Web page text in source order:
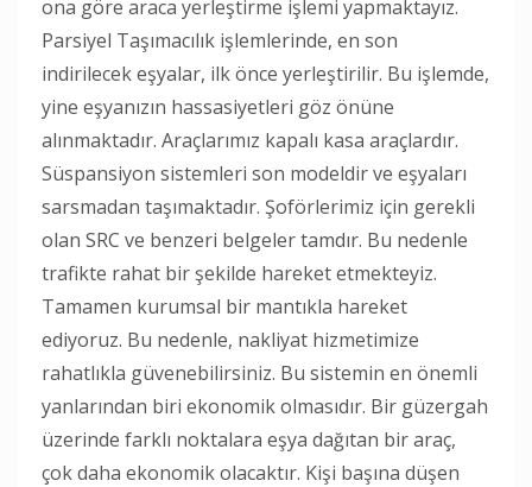
ona göre araca yerleştirme işlemi yapmaktayız.
Parsiyel Taşımacılık işlemlerinde, en son
indirilecek eşyalar, ilk önce yerleştirilir. Bu işlemde,
yine eşyanızın hassasiyetleri göz önüne
alınmaktadır. Araçlarımız kapalı kasa araçlardır.
Süspansiyon sistemleri son modeldir ve eşyaları
sarsmadan taşımaktadır. Şoförlerimiz için gerekli
olan SRC ve benzeri belgeler tamdır. Bu nedenle
trafikte rahat bir şekilde hareket etmekteyiz.
Tamamen kurumsal bir mantıkla hareket
ediyoruz. Bu nedenle, nakliyat hizmetimize
rahatlıkla güvenebilirsiniz. Bu sistemin en önemli
yanlarından biri ekonomik olmasıdır. Bir güzergah
üzerinde farklı noktalara eşya dağıtan bir araç,
çok daha ekonomik olacaktır. Kişi başına düşen